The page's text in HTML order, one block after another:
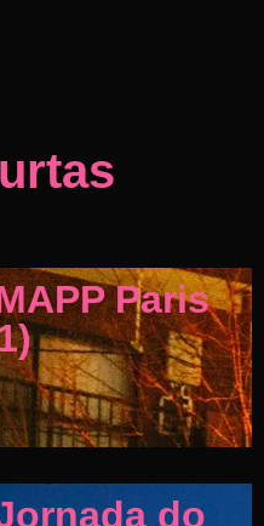
Paris
do